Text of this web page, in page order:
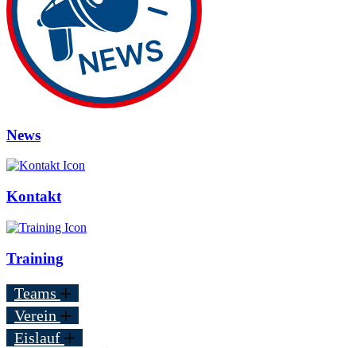
News
Kontakt
Training
Teams
Verein
Eislauf